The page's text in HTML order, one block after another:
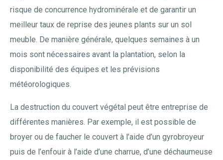
risque de concurrence hydrominérale et de garantir un
meilleur taux de reprise des jeunes plants sur un sol
meuble. De manière générale, quelques semaines à un
mois sont nécessaires avant la plantation, selon la
disponibilité des équipes et les prévisions
météorologiques.
La destruction du couvert végétal peut être entreprise de
différentes manières. Par exemple, il est possible de
broyer ou de faucher le couvert à l’aide d’un gyrobroyeur
puis de l’enfouir à l’aide d’une charrue, d’une déchaumeuse